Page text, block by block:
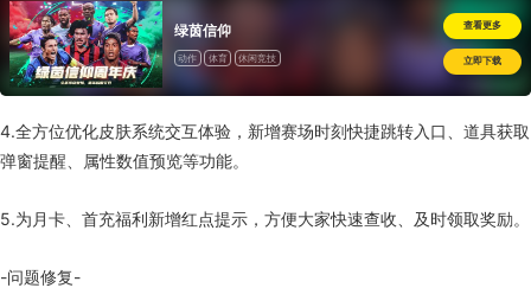
绿茵信仰
动作 体育 休闲竞技
查看更多
立即下载
4.全方位优化皮肤系统交互体验，新增赛场时刻快捷跳转入口、道具获取
弹窗提醒、属性数值预览等功能。
5.为月卡、首充福利新增红点提示，方便大家快速查收、及时领取奖励。
-问题修复-